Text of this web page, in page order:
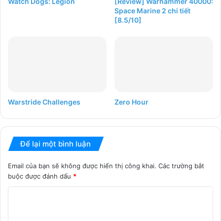
Space Marine 2 chi tiết
[8.5/10]
Warstride Challenges Zero Hour
Để lại một bình luận
Email của bạn sẽ không được hiển thị công khai. Các trường bắt
buộc được đánh dấu *